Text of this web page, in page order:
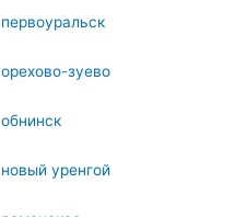
первоуральск
орехово-зуево
обнинск
новый уренгой